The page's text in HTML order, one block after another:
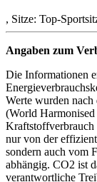
, Sitze: Top-
Angaben zum
Die Informationen
Werte wurden
(World
nur von der
sondern auch vom
abhängig. CO2 ist
verantwortliche